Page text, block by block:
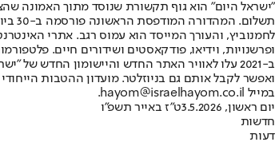
"ישראל היום" הוא גוף תקשורת שנוסד מתוך האמונה
ופרשנויות, וידיאו, פודקאסטים ושידורים חיים.
ב-2021 עלו לאוויר האתר החדש והיישומון החדש
ואפשר לקבל אותם גם בניוזלטר. מועדון ההטבות
במייל hayom@israelhayom.co.il.
יום ראשון, 3.5.2026
ט"ז באייר תשפ"ו
חדשות
דעות